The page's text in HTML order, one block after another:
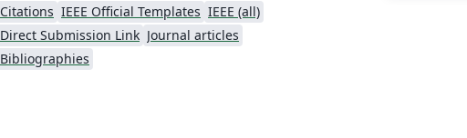
Citations IEEE Official Templates IEEE (all)
Direct Submission Link Journal articles
Bibliographies